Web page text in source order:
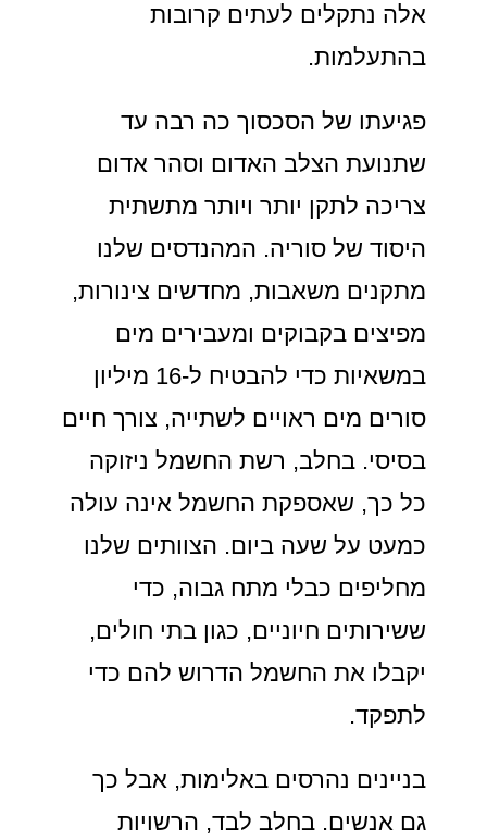
אלה נתקלים לעתים קרובות
בהתעלמות.
פגיעתו של הסכסוך כה רבה עד
שתנועת הצלב האדום וסהר אדום
צריכה לתקן יותר ויותר מתשתית
היסוד של סוריה. המהנדסים שלנו
מתקנים משאבות, מחדשים צינורות,
מפיצים בקבוקים ומעבירים מים
במשאיות כדי להבטיח ל-16 מיליון
סורים מים ראויים לשתייה, צורך חיים
בסיסי. בחלב, רשת החשמל ניזוקה
כל כך, שאספקת החשמל אינה עולה
כמעט על שעה ביום. הצוותים שלנו
מחליפים כבלי מתח גבוה, כדי
ששירותים חיוניים, כגון בתי חולים,
יקבלו את החשמל הדרוש להם כדי
לתפקד.
בניינים נהרסים באלימות, אבל כך
גם אנשים. בחלב לבד, הרשויות